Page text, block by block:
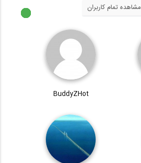
مشاهده تمام کاربران
BuddyZHot